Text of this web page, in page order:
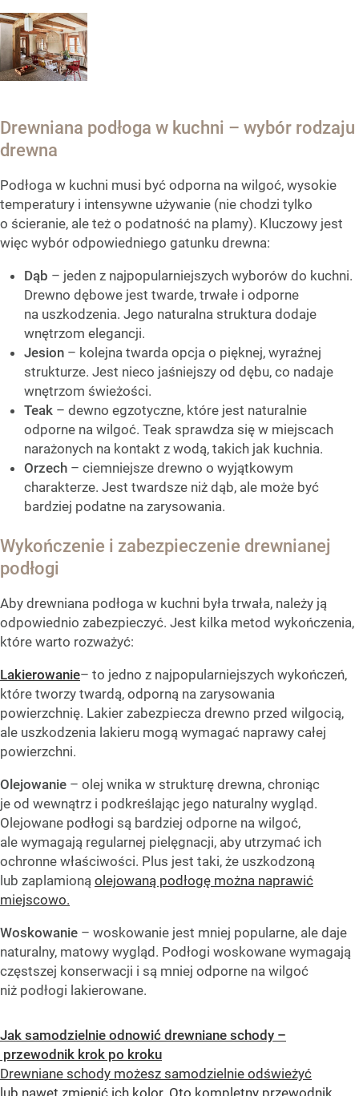
Drewniana podłoga w kuchni – wybór rodzaju
drewna
Podłoga w kuchni musi być odporna na wilgoć, wysokie
temperatury i intensywne używanie (nie chodzi tylko
o ścieranie, ale też o podatność na plamy). Kluczowy jest
więc wybór odpowiedniego gatunku drewna:
Dąb – jeden z najpopularniejszych wyborów do kuchni.
Drewno dębowe jest twarde, trwałe i odporne
na uszkodzenia. Jego naturalna struktura dodaje
wnętrzom elegancji.
Jesion – kolejna twarda opcja o pięknej, wyraźnej
strukturze. Jest nieco jaśniejszy od dębu, co nadaje
wnętrzom świeżości.
Teak – dewno egzotyczne, które jest naturalnie
odporne na wilgoć. Teak sprawdza się w miejscach
narażonych na kontakt z wodą, takich jak kuchnia.
Orzech – ciemniejsze drewno o wyjątkowym
charakterze. Jest twardsze niż dąb, ale może być
bardziej podatne na zarysowania.
Wykończenie i zabezpieczenie drewnianej
podłogi
Aby drewniana podłoga w kuchni była trwała, należy ją
odpowiednio zabezpieczyć. Jest kilka metod wykończenia,
które warto rozważyć:
Lakierowanie– to jedno z najpopularniejszych wykończeń,
które tworzy twardą, odporną na zarysowania
powierzchnię. Lakier zabezpiecza drewno przed wilgocią,
ale uszkodzenia lakieru mogą wymagać naprawy całej
powierzchni.
Olejowanie – olej wnika w strukturę drewna, chroniąc
je od wewnątrz i podkreślając jego naturalny wygląd.
Olejowane podłogi są bardziej odporne na wilgoć,
ale wymagają regularnej pielęgnacji, aby utrzymać ich
ochronne właściwości. Plus jest taki, że uszkodzoną
lub zaplamioną olejowaną podłogę można naprawić
miejscowo.
Woskowanie – woskowanie jest mniej popularne, ale daje
naturalny, matowy wygląd. Podłogi woskowane wymagają
częstszej konserwacji i są mniej odporne na wilgoć
niż podłogi lakierowane.
Jak samodzielnie odnowić drewniane schody –
przewodnik krok po kroku
Drewniane schody możesz samodzielnie odświeżyć